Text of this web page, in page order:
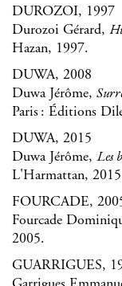
DUROZOI, 1997
Durozoi Gérard,
Hazan, 1997.
DUWA, 2008
Duwa Jérôme,
Paris : Éditions
DUWA, 2015
Duwa Jérôme, Les
L'Harmattan,
FOURCADE,
Fourcade
2005.
GUARRIGUES,